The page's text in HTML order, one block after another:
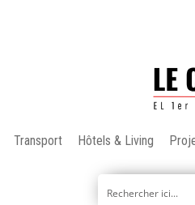
Transport Hôtels & Living